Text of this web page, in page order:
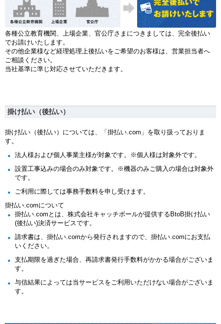
各種公立教育機関、上場企業、官公庁さまにつきましては、完全後払い
でお請けいたします。
その他企業様など経理処理上後払いをご希望のお客様は、営業担当者へ
ご相談ください。
当社基準に準じ対応させていただきます。
掛け払い（後払い）
掛け払い（後払い）については、「掛払い.com」を取り扱っておりま
す。
法人様および個人事業主様が対象です。※個人様は対象外です。
設置工事込みの場合のみ対象です。※機器のみご購入の場合は対象外
です。
ご利用に際しては事務手数料を申し受けます。
掛払い.comについて
掛払い.comとは、株式会社キャッチボールが提供するBtoB掛け払い
(後払い)決済サービスです。
請求書は、掛払い.comから発行されますので、掛払い.comにお支払
いください。
支払期限を過ぎた場合、再請求書発行手数料がかかる場合がございま
す。
与信結果によっては当サービスをご利用いただけない場合がございま
す。